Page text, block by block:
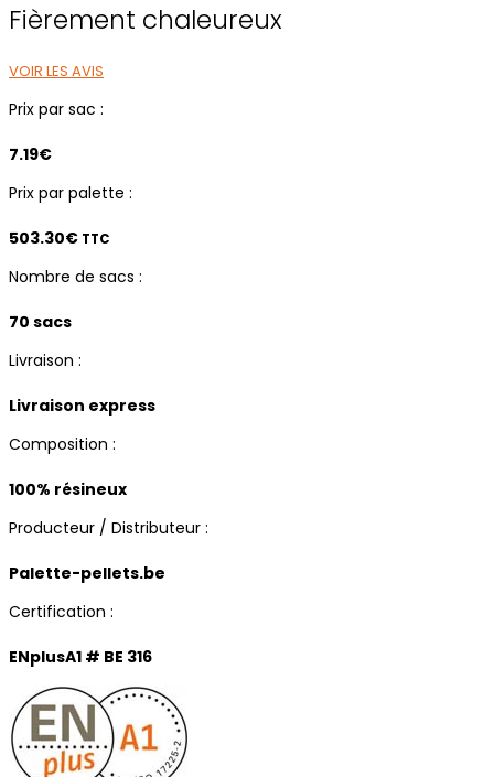
Fièrement chaleureux
VOIR LES AVIS
Prix par sac :
7.19€
Prix par palette :
503.30€ TTC
Nombre de sacs :
70 sacs
Livraison :
Livraison express
Composition :
100% résineux
Producteur / Distributeur :
Palette-pellets.be
Certification :
ENplusA1 # BE 316